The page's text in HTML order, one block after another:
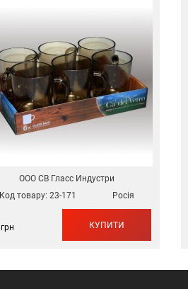
ООО СВ Гласс Индустри
Код товару: 23-171 Росія
грн КУПИТИ